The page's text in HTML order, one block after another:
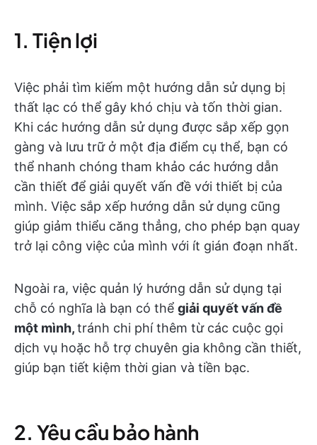
1. Tiện lợi
Việc phải tìm kiếm một hướng dẫn sử dụng bị
thất lạc có thể gây khó chịu và tốn thời gian.
Khi các hướng dẫn sử dụng được sắp xếp gọn
gàng và lưu trữ ở một địa điểm cụ thể, bạn có
thể nhanh chóng tham khảo các hướng dẫn
cần thiết để giải quyết vấn đề với thiết bị của
mình. Việc sắp xếp hướng dẫn sử dụng cũng
giúp giảm thiểu căng thẳng, cho phép bạn quay
trở lại công việc của mình với ít gián đoạn nhất.
Ngoài ra, việc quản lý hướng dẫn sử dụng tại
chỗ có nghĩa là bạn có thể giải quyết vấn đề
một mình,tránh chi phí thêm từ các cuộc gọi
dịch vụ hoặc hỗ trợ chuyên gia không cần thiết,
giúp bạn tiết kiệm thời gian và tiền bạc.
2. Yêu cầu bảo hành